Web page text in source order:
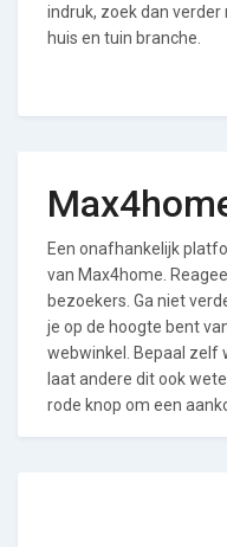
indruk, zoek dan verder
huis en tuin branche.
Een onafhankelijk
van Max4home.
bezoekers. Ga niet
je op de hoogte bent
webwinkel. Bepaal zelf
laat andere dit ook
rode knop om een